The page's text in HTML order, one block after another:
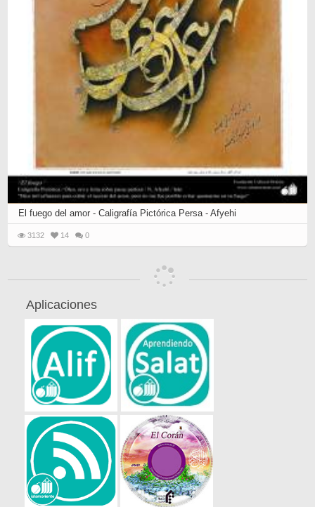
El fuego del amor - Caligrafía Pictórica Persa - Afyehi
3132 14 0
Aplicaciones